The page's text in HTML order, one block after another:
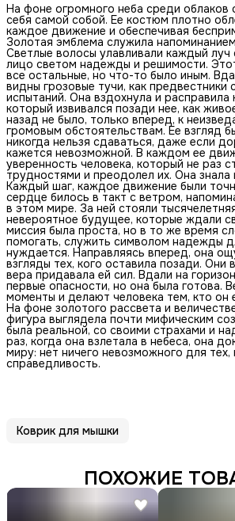
На фоне огромного неба среди облаков
себя самой собой. Ее костюм плотно
каждое движение и обеспечивая
Золотая эмблема служила
Светлые волосы улавливали каждый луч
лицо светом надежды и решимости.
все остальные, но что-то было иным.
видны грозовые тучи, как предвестники
испытаний. Она вздохнула и расправила
который извивался позади нее, как
назад не было, только вперед, к
громовым обстоятельствам. Ее взгляд
никогда нельзя сдаваться, даже если
кажется невозможной. В каждом ее
уверенность человека, который не раз
трудностями и преодолел их. Она знала
Каждый шаг, каждое движение были
сердце билось в такт с ветром,
в этом мире. За ней стояли
невероятное будущее, которые ждали
миссия была проста, но в то же время
помогать, служить символом надежды
нуждается. Направляясь вперед, она
взгляды тех, кого оставила позади. Они
вера придавала ей сил. Вдали на
первые опасности, но она была готова.
моменты и делают человека тем, кто он
На фоне золотого рассвета и
фигура выглядела почти мифическим
была реальной, со своими страхами и
раз, когда она взлетала в небеса, она
миру: нет ничего невозможного для
справедливость.
Коврик для мышки
ПОХОЖИЕ